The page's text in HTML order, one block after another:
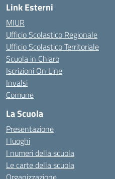
Link Esterni
MIUR
Ufficio Scolastico Regionale
Ufficio Scolastico Territoriale
Scuola in Chiaro
Iscrizioni On Line
Invalsi
Comune
La Scuola
Presentazione
I luoghi
I numeri della scuola
Le carte della scuola